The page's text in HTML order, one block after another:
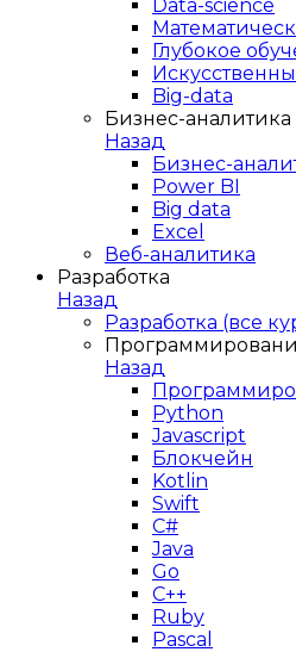
Data-science
Глубокое
Big-data
Бизнес-аналитика
Назад
Бизнес-
Power BI
Big data
Excel
Веб-аналитика
Разработка
Назад
Разработка (все
Назад
Python
Javascript
Блокчейн
Kotlin
Swift
C#
Java
Go
C++
Ruby
Pascal